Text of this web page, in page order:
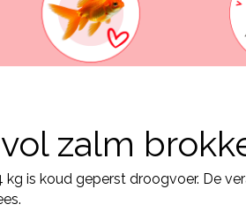
zalm
kg is koud geperst droogvoer. De